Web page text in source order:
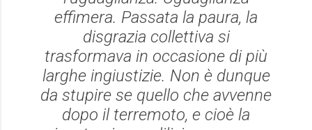
effimera. Passata la paura, la
disgrazia collettiva si
trasformava in occasione di più
larghe ingiustizie. Non è dunque
da stupire se quello che avvenne
dopo il terremoto, e cioè la